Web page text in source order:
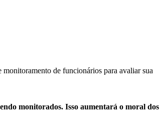
de funcionários para avaliar sua
monitorados. Isso aumentará o moral dos